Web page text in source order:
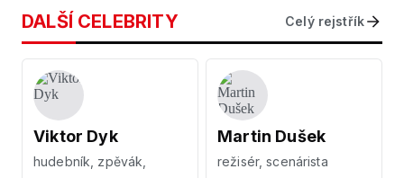
DALŠÍ CELEBRITY Celý rejstřík
Viktor Dyk
hudebník, zpěvák,
Martin Dušek
režisér, scenárista